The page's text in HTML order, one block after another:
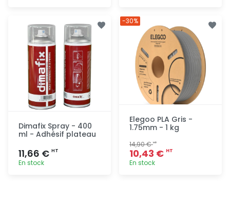
rapide
rapide
Dimafix Spray - 400
ml - Adhésif plateau
11,66 € HT
En stock
Elegoo PLA Gris -
1.75mm - 1 kg
14,90 €HT
10,43 € HT
En stock
-30%